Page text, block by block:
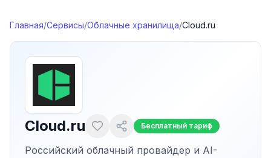
Главная/Сервисы/Облачные хранилища/Cloud.ru
Cloud.ru Бесплатный тариф
Российский облачный провайдер и AI-